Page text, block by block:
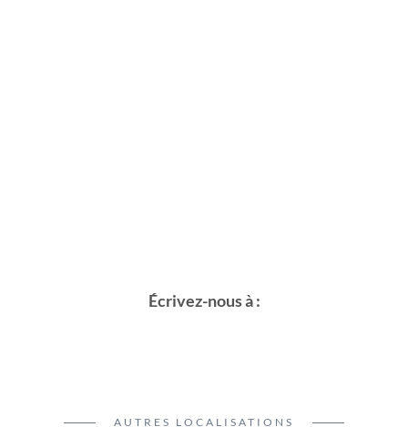
Écrivez-nous à :
AUTRES LOCALISATIONS